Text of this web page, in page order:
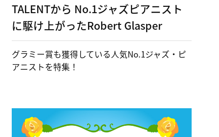
TALENTから No.1ジャズピアニスト
に駆け上がったRobert Glasper
グラミー賞も獲得している人気No.1ジャズ・ピ
アニストを特集！